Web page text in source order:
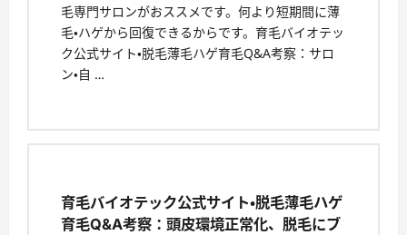
毛専門サロンがおススメです。何より短期間に薄
毛・ハゲから回復できるからです。育毛バイオテッ
ク公式サイト・脱毛薄毛ハゲ育毛Q&A考察：サロ
ン・自 …
育毛バイオテック公式サイト・脱毛薄毛ハゲ
育毛Q&A考察：頭皮環境正常化、脱毛にブ